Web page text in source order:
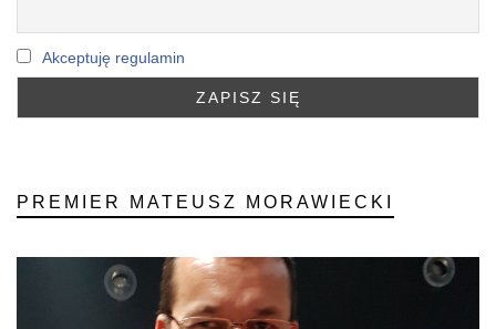
Akceptuję regulamin
PREMIER MATEUSZ MORAWIECKI